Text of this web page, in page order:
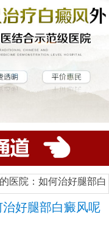
医院：如何治好腿部白
好腿部白癜风呢